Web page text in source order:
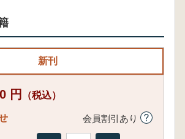
新刊
円 （税込）
会員割引あり